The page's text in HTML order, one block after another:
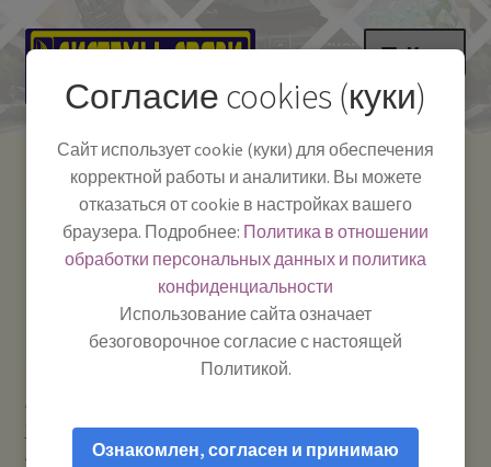
Перейти
навигации
Перейти
содержимому
Меню
Как пользоваться
Полезная информация
Мой аккаунт
Системы Связи:
г. Красноярск, ул.
Работаем:Пн-Пт:
10:00–18:00
-
Телефон:+7-
391-249-1040
Тел.|WA|Telegram:
+79029904090
Усилители телесигнала / приставки и другие аксессуары
ASP-8 Орбита TD-05/100 — Блок питания к ант. — Блок питания
Согласие cookies (куки)
Сайт использует cookie (куки) для обеспечения
корректной работы и аналитики. Вы можете
отказаться от cookie в настройках вашего
браузера. Подробнее: Политика в отношении
обработки персональных данных и политика
конфиденциальности
Использование сайта означает
безоговорочное согласие с настоящей
Политикой.
Ознакомлен, согласен и принимаю